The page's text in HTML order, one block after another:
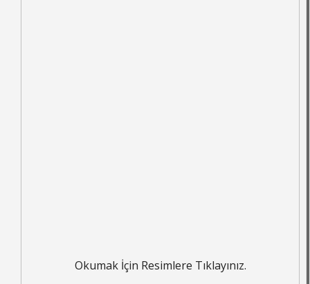
Okumak İçin Resimlere Tıklayınız.